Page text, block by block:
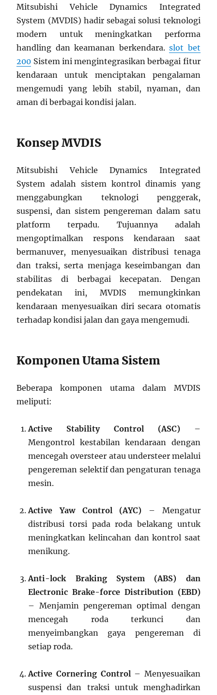
Mitsubishi Vehicle Dynamics Integrated
System (MVDIS) hadir sebagai solusi teknologi
modern untuk meningkatkan performa
handling dan keamanan berkendara.slot bet
200 Sistem ini mengintegrasikan berbagai fitur
kendaraan untuk menciptakan pengalaman
mengemudi yang lebih stabil, nyaman, dan
aman di berbagai kondisi jalan.
Konsep MVDIS
Mitsubishi Vehicle Dynamics Integrated
System adalah sistem kontrol dinamis yang
menggabungkan teknologi penggerak,
suspensi, dan sistem pengereman dalam satu
platform terpadu. Tujuannya adalah
mengoptimalkan respons kendaraan saat
bermanuver, menyesuaikan distribusi tenaga
dan traksi, serta menjaga keseimbangan dan
stabilitas di berbagai kecepatan. Dengan
pendekatan ini, MVDIS memungkinkan
kendaraan menyesuaikan diri secara otomatis
terhadap kondisi jalan dan gaya mengemudi.
Komponen Utama Sistem
Beberapa komponen utama dalam MVDIS
meliputi:
Active Stability Control (ASC)–
Mengontrol kestabilan kendaraan dengan
mencegah oversteer atau understeer melalui
pengereman selektif dan pengaturan tenaga
mesin.
Active Yaw Control (AYC) – Mengatur
distribusi torsi pada roda belakang untuk
meningkatkan kelincahan dan kontrol saat
menikung.
Anti-lock Braking System (ABS) dan
Electronic Brake-force Distribution (EBD)
– Menjamin pengereman optimal dengan
mencegah roda terkunci dan
menyeimbangkan gaya pengereman di
setiap roda.
Active Cornering Control – Menyesuaikan
suspensi dan traksi untuk menghadirkan